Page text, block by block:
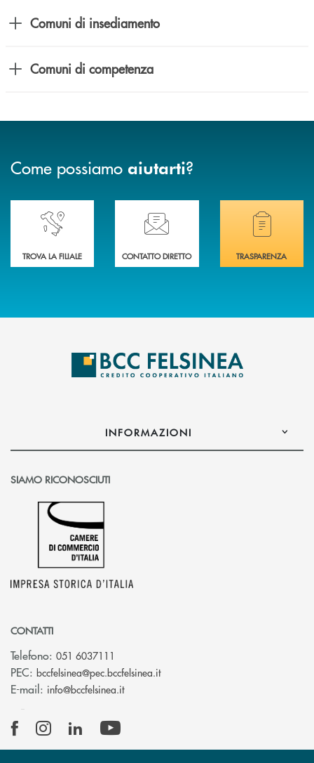
Comuni di insediamento
Comuni di competenza
Come possiamo aiutarti?
Accedi all' elenco completo delle nostre&nbsp; filiali .
TROVA LA FILIALE
Ti serve assistenza immediata? Contattaci!
CONTATTO DIRETTO
Hai bisogno di
TRASPARENZA
INFORMAZIONI
SIAMO RICONOSCIUTI
CONTATTI
Telefono: 051 6037111
PEC: bccfelsinea@pec.bccfelsinea.it(si apre l’app di posta
E-mail: info@bccfelsinea.it(si apre l’app di posta elettronica)